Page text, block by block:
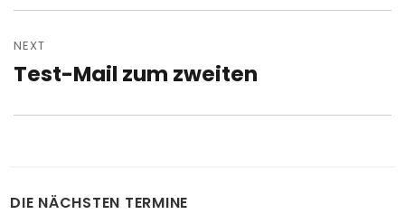
NEXT
Next
Test-Mail zum zweiten
DIE NÄCHSTEN TERMINE